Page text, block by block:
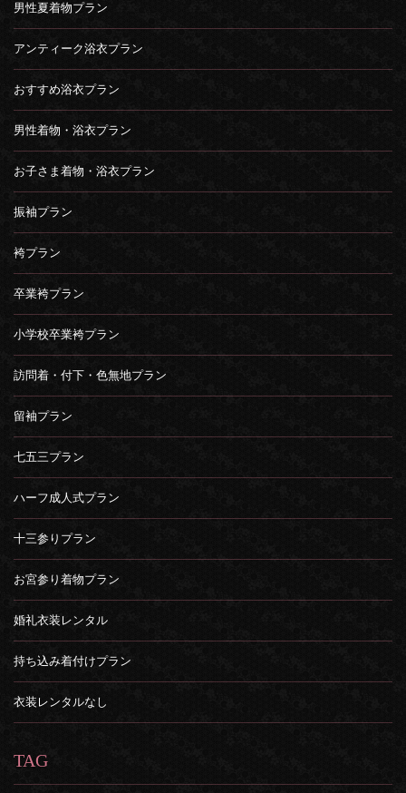
男性夏着物プラン
アンティーク浴衣プラン
おすすめ浴衣プラン
男性着物・浴衣プラン
お子さま着物・浴衣プラン
振袖プラン
袴プラン
卒業袴プラン
小学校卒業袴プラン
訪問着・付下・色無地プラン
留袖プラン
七五三プラン
ハーフ成人式プラン
十三参りプラン
お宮参り着物プラン
婚礼衣装レンタル
持ち込み着付けプラン
衣装レンタルなし
TAG